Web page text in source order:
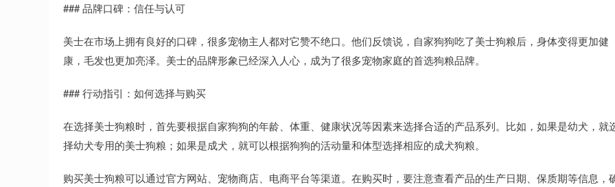
### 品牌口碑：信任与认可
美士在市场上拥有良好的口碑，很多宠物主人都对它赞不绝口。他们反馈说，自家狗狗吃了美士狗粮后，身体变得更加健
康，毛发也更加亮泽。美士的品牌形象已经深入人心，成为了很多宠物家庭的首选狗粮品牌。
### 行动指引：如何选择与购买
在选择美士狗粮时，首先要根据自家狗狗的年龄、体重、健康状况等因素来选择合适的产品系列。比如，如果是幼犬，就
择幼犬专用的美士狗粮；如果是成犬，就可以根据狗狗的活动量和体型选择相应的成犬狗粮。
购买美士狗粮可以通过官方网站、宠物商店、电商平台等渠道。在购买时，要注意查看产品的生产日期、保质期等信息，